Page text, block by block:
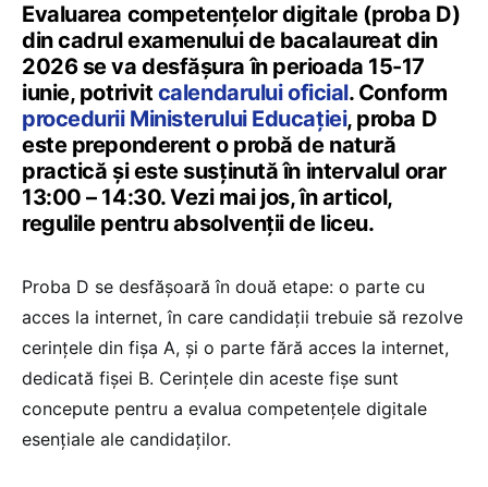
Evaluarea competențelor digitale (proba D)
din cadrul examenului de bacalaureat din
2026 se va desfășura în perioada 15-17
iunie, potrivit calendarului oficial. Conform
procedurii Ministerului Educației, proba D
este preponderent o probă de natură
practică și este susținută în intervalul orar
13:00 – 14:30. Vezi mai jos, în articol,
regulile pentru absolvenții de liceu.
Proba D se desfășoară în două etape: o parte cu
acces la internet, în care candidații trebuie să rezolve
cerințele din fișa A, și o parte fără acces la internet,
dedicată fișei B. Cerințele din aceste fișe sunt
concepute pentru a evalua competențele digitale
esențiale ale candidaților.